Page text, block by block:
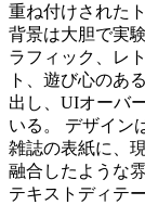
重ね付けされた
背景は大胆で実
ラフィック、レ
ト、遊び心のあ
出し、UIオーバ
いる。 デザイン
雑誌の表紙に、
融合したような
テキストディテ